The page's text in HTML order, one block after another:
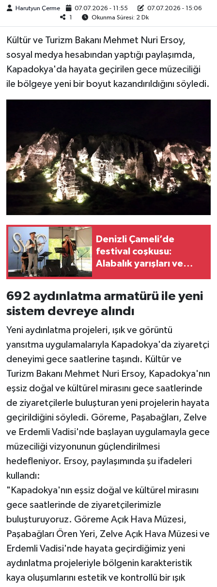
Harutyun Çerme 07.07.2026 - 11:55
07.07.2026 - 15:06
1
Okunma Süresi: 2 Dk
Kültür ve Turizm Bakanı Mehmet Nuri Ersoy,
sosyal medya hesabından yaptığı paylaşımda,
Kapadokya'da hayata geçirilen gece müzeciliği
ile bölgeye yeni bir boyut kazandırıldığını söyledi.
Denizli Çameli’de
festival coşkusu:
Alabalık yarışları ve
692 aydınlatma armatürü ile yeni
sistem devreye alındı
Yeni aydınlatma projeleri, ışık ve görüntü
yansıtma uygulamalarıyla Kapadokya'da ziyaretçi
deneyimi gece saatlerine taşındı. Kültür ve
Turizm Bakanı Mehmet Nuri Ersoy, Kapadokya'nın
eşsiz doğal ve kültürel mirasını gece saatlerinde
de ziyaretçilerle buluşturan yeni projelerin hayata
geçirildiğini söyledi. Göreme, Paşabağları, Zelve
ve Erdemli Vadisi'nde başlayan uygulamayla gece
müzeciliği vizyonunun güçlendirilmesi
hedefleniyor. Ersoy, paylaşımında şu ifadeleri
kullandı:
"Kapadokya'nın eşsiz doğal ve kültürel mirasını
gece saatlerinde de ziyaretçilerimizle
buluşturuyoruz. Göreme Açık Hava Müzesi,
Paşabağları Ören Yeri, Zelve Açık Hava Müzesi ve
Erdemli Vadisi'nde hayata geçirdiğimiz yeni
aydınlatma projeleriyle bölgenin karakteristik
kaya oluşumlarını estetik ve kontrollü bir ışık